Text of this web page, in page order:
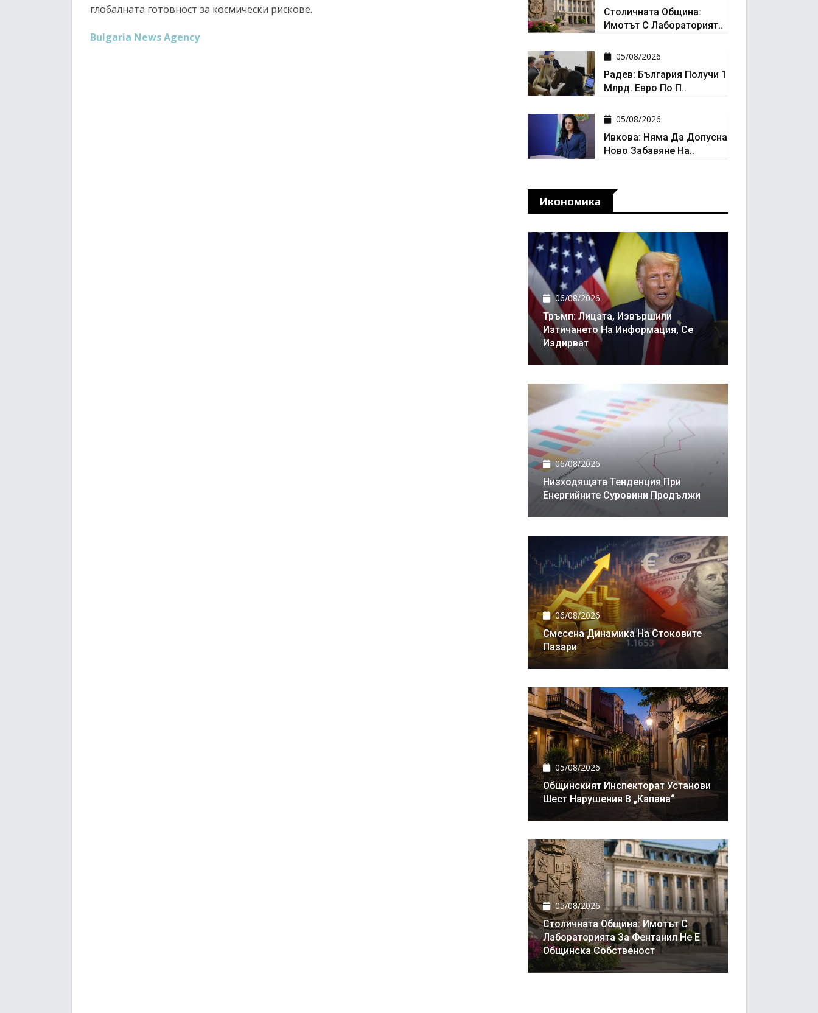
глобалната готовност за космически рискове.
Bulgaria News Agency
Столичната Община:
Имотът С Лабораторият..
05/08/2026
Радев: България Получи 1
Млрд. Евро По П..
05/08/2026
Ивкова: Няма Да Допусна
Ново Забавяне На..
Икономика
06/08/2026
Тръмп: Лицата, Извършили
Изтичането На Информация, Се
Издирват
06/08/2026
Низходящата Тенденция При
Енергийните Суровини Продължи
06/08/2026
Смесена Динамика На Стоковите
Пазари
05/08/2026
Общинският Инспекторат Установи
Шест Нарушения В „Капана“
05/08/2026
Столичната Община: Имотът С
Лабораторията За Фентанил Не Е
Общинска Собственост